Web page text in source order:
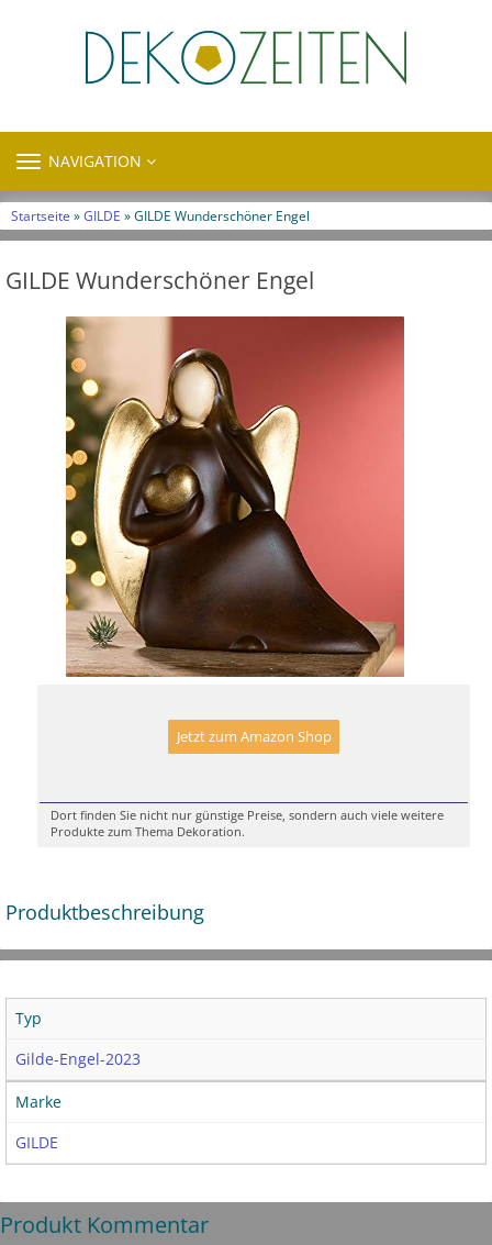
TOGGLE
NAVIGATION
Startseite »GILDE » GILDE Wunderschöner Engel
GILDE Wunderschöner Engel
Jetzt zum Amazon Shop
Dort finden Sie nicht nur günstige Preise, sondern auch viele weitere
Produkte zum Thema Dekoration.
Produktbeschreibung
Typ
Gilde-Engel-2023
Marke
GILDE
Produkt Kommentar